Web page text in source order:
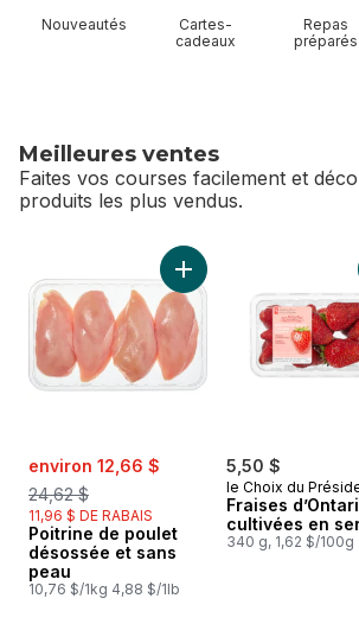
Nouveautés
Cartes-
cadeaux
Repas
préparés
Meilleures ventes
Faites vos courses facilement et
produits les plus vendus.
sauter Meilleures ventes
sale:
environ 12,66 $
, formerly:
24,62 $
11,96 $ DE RABAIS
Poitrine de poulet
désossée et sans
peau
10,76 $/1kg 4,88 $/1lb
Ajouter Poitrine de
5,50 $
le Choix du
Fraises
cultivées en
340 g, 1,62 $/100g